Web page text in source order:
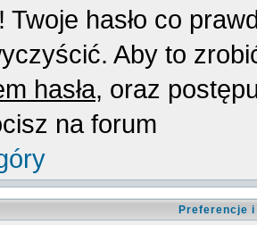
Twoje hasło co
Aby to
hasła, oraz
na forum
Preferencje